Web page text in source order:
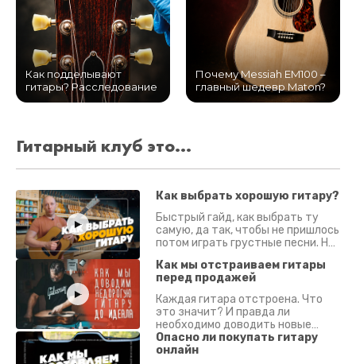
Как подделывают
гитары? Расследование
Почему Messiah EM100 –
главный шедевр Maton?
Гитарный клуб это...
Как выбрать хорошую гитару?
Быстрый гайд, как выбрать ту
самую, да так, чтобы не пришлось
потом играть грустные песни. На
Как мы отстраиваем гитары
перед продажей
Каждая гитара отстроена. Что
это значит? И правда ли
необходимо доводить новые
гитары? Если кратко - да.
Подробно - в видео :)
Опасно ли покупать гитару
онлайн